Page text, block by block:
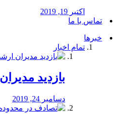
اکتبر 19, 2019
تماس با ما
خبرها
تمام اخبار
بازدید
دسامبر 24, 2019